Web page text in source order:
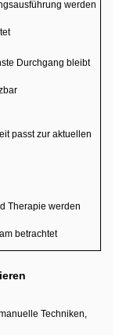
werden
Durchgang bleibt
passt zur aktuellen
Therapie werden
betrachtet
Techniken,